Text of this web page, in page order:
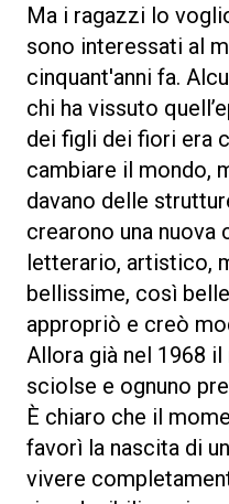
Ma i ragazzi lo
sono interessati al
cinquant'anni fa.
chi ha vissuto
dei figli dei fiori era
cambiare il mondo,
davano delle
crearono una nuova
letterario, artistico,
bellissime, così
appropriò e creò
Allora già nel 1968
sciolse e ognuno
È chiaro che il
favorì la nascita di
vivere